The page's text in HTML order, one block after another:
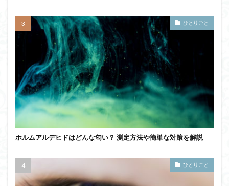
ひとりごと
ホルムアルデヒドはどんな匂い？ 測定方法や簡単な対策を解説
ひとりごと